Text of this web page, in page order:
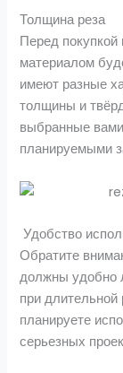
Толщина реза
Перед покупкой
материалом
имеют разные
толщины и
выбранные
планируемыми
Удобство
Обратите
должны удобно
при
планируете
серьезных